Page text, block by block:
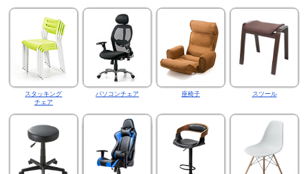
スタッキング
チェア
パソコンチェア 座椅子 スツール